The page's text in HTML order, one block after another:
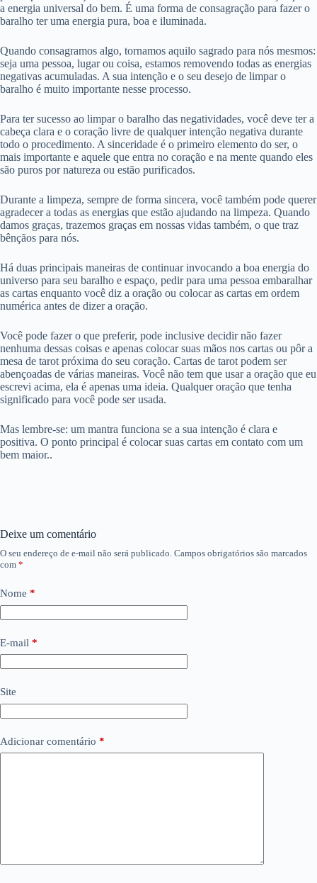
a energia universal do bem. É uma forma de consagração para fazer o
baralho ter uma energia pura, boa e iluminada.
Quando consagramos algo, tornamos aquilo sagrado para nós mesmos:
seja uma pessoa, lugar ou coisa, estamos removendo todas as energias
negativas acumuladas. A sua intenção e o seu desejo de limpar o
baralho é muito importante nesse processo.
Para ter sucesso ao limpar o baralho das negatividades, você deve ter a
cabeça clara e o coração livre de qualquer intenção negativa durante
todo o procedimento. A sinceridade é o primeiro elemento do ser, o
mais importante e aquele que entra no coração e na mente quando eles
são puros por natureza ou estão purificados.
Durante a limpeza, sempre de forma sincera, você também pode querer
agradecer a todas as energias que estão ajudando na limpeza. Quando
damos graças, trazemos graças em nossas vidas também, o que traz
bênçãos para nós.
Há duas principais maneiras de continuar invocando a boa energia do
universo para seu baralho e espaço, pedir para uma pessoa embaralhar
as cartas enquanto você diz a oração ou colocar as cartas em ordem
numérica antes de dizer a oração.
Você pode fazer o que preferir, pode inclusive decidir não fazer
nenhuma dessas coisas e apenas colocar suas mãos nos cartas ou pôr a
mesa de tarot próxima do seu coração. Cartas de tarot podem ser
abençoadas de várias maneiras. Você não tem que usar a oração que eu
escrevi acima, ela é apenas uma ideia. Qualquer oração que tenha
significado para você pode ser usada.
Mas lembre-se: um mantra funciona se a sua intenção é clara e
positiva. O ponto principal é colocar suas cartas em contato com um
bem maior..
Deixe um comentário
O seu endereço de e-mail não será publicado. Campos obrigatórios são marcados
com *
Nome *
E-mail *
Site
Adicionar comentário *